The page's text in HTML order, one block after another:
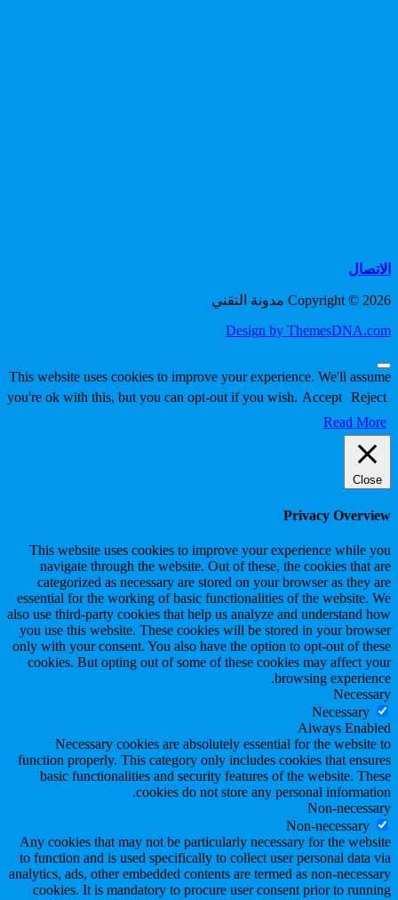
الاتصال
Copyright © 2026 مدونة التقني
Design by ThemesDNA.com
Scroll
to
Top
This website uses cookies to improve your experience. We'll assume
you're ok with this, but you can opt-out if you wish. Accept Reject
Read More
Close
Privacy Overview
This website uses cookies to improve your experience while you
navigate through the website. Out of these, the cookies that are
categorized as necessary are stored on your browser as they are
essential for the working of basic functionalities of the website. We
also use third-party cookies that help us analyze and understand how
you use this website. These cookies will be stored in your browser
only with your consent. You also have the option to opt-out of these
cookies. But opting out of some of these cookies may affect your
browsing experience.
Necessary
Necessary
Always Enabled
Necessary cookies are absolutely essential for the website to
function properly. This category only includes cookies that ensures
basic functionalities and security features of the website. These
cookies do not store any personal information.
Non-necessary
Non-necessary
Any cookies that may not be particularly necessary for the website
to function and is used specifically to collect user personal data via
analytics, ads, other embedded contents are termed as non-necessary
cookies. It is mandatory to procure user consent prior to running